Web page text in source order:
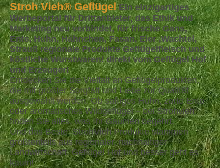
Stroh Vieh®Geflügel Ein einzigartiges
Werbeportal für Drittanbieter, das Ethik und
Marketing neu verbindet, für frische Gans,
Ente, Huhn, Hähnchen, Fasan, Eier ,Wachtel,
Strauß regionale Produkte Geflügelfleisch und
köstliche Wurstwaren! direkt vom Geflügel Hof
und Erzeuger!
Entdecken Sie die Vielfalt an Geflügelprodukten,
die mit größter Sorgfalt und Liebe zur Qualität
ausgewählt werden. Ob saftiges Huhn, zarte Ente
oder aromatisches Wildgeflügel – bei Strohvieh
finden Sie alles, was Ihr Gaumen begehrt.
Und das Beste: StrohVieh Produkte stammen
größtenteils aus regionaler, nachhaltiger
Landwirtschaft. Geflügel Hof und besser geht es
kaum!